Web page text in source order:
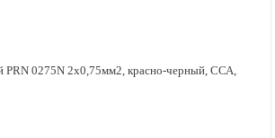
PRN 0275N 2х0,75мм2, красно-черный, ССА,